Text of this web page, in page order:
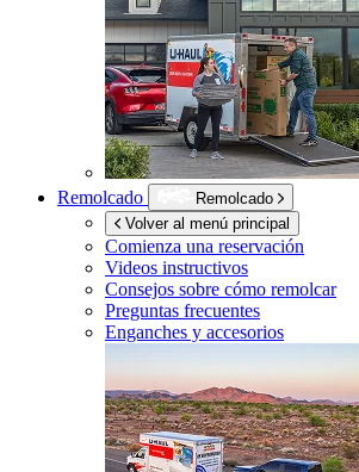
Remolcado
Remolcado
Volver al menú principal
Comienza una reservación
Videos instructivos
Consejos sobre cómo remolcar
Preguntas frecuentes
Enganches y accesorios